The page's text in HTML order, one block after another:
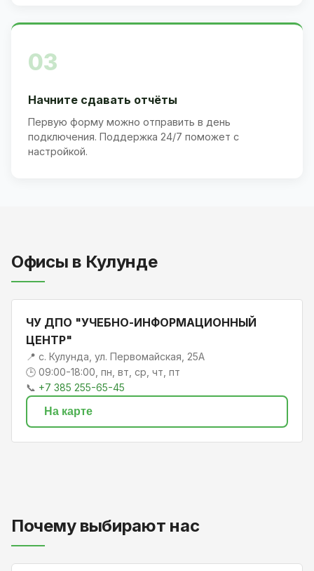
03
Начните сдавать отчёты
Первую форму можно отправить в день
подключения. Поддержка 24/7 поможет с
настройкой.
Офисы в Кулунде
ЧУ ДПО "УЧЕБНО-ИНФОРМАЦИОННЫЙ
ЦЕНТР"
📍 с. Кулунда, ул. Первомайская, 25А
🕒 09:00-18:00, пн, вт, ср, чт, пт
📞 +7 385 255-65-45
На карте
Почему выбирают нас